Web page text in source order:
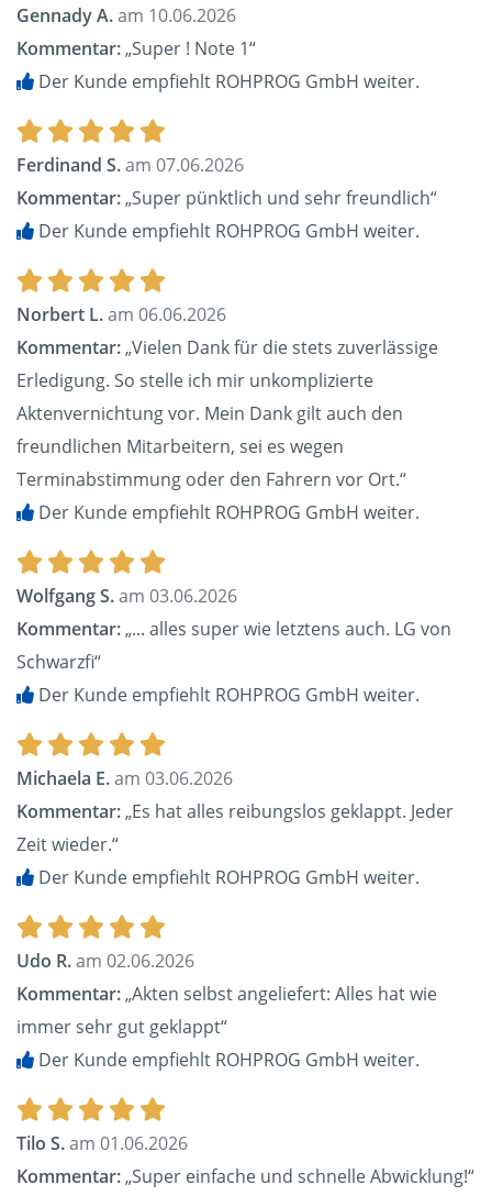
Gennady A.am 10.06.2026
Kommentar:„Super ! Note 1“
Der Kunde empfiehlt ROHPROG GmbH weiter.
Ferdinand S.am 07.06.2026
Kommentar:„Super pünktlich und sehr freundlich“
Der Kunde empfiehlt ROHPROG GmbH weiter.
Norbert L.am 06.06.2026
Kommentar:„Vielen Dank für die stets zuverlässige
Erledigung. So stelle ich mir unkomplizierte
Aktenvernichtung vor. Mein Dank gilt auch den
freundlichen Mitarbeitern, sei es wegen
Terminabstimmung oder den Fahrern vor Ort.“
Der Kunde empfiehlt ROHPROG GmbH weiter.
Wolfgang S.am 03.06.2026
Kommentar:„... alles super wie letztens auch. LG von
Schwarzfi“
Der Kunde empfiehlt ROHPROG GmbH weiter.
Michaela E.am 03.06.2026
Kommentar:„Es hat alles reibungslos geklappt. Jeder
Zeit wieder.“
Der Kunde empfiehlt ROHPROG GmbH weiter.
Udo R.am 02.06.2026
Kommentar:„Akten selbst angeliefert: Alles hat wie
immer sehr gut geklappt“
Der Kunde empfiehlt ROHPROG GmbH weiter.
Tilo S.am 01.06.2026
Kommentar:„Super einfache und schnelle Abwicklung!“